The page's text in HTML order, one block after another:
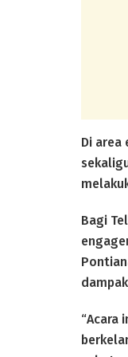
Di
Bagi
“Acara